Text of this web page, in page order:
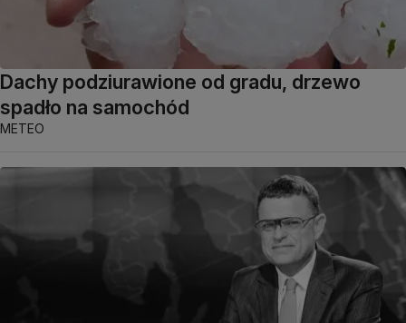
Dachy podziurawione od gradu, drzewo
spadło na samochód
METEO